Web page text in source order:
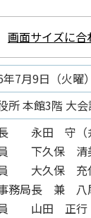
画面サイズに合
年7月9日（火
所 本館3階 大
永田 守（弁
下久保 清美
大久保 充代
務局長 兼 八
山田 正行（